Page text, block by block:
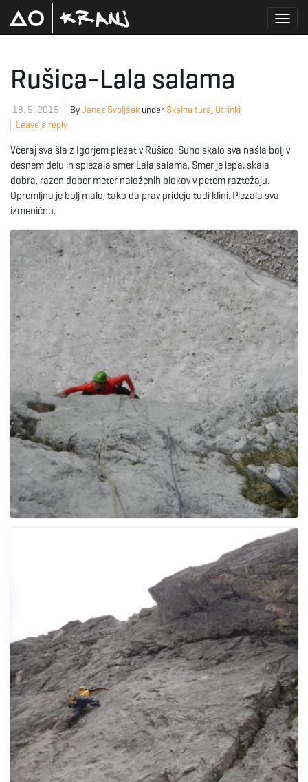
g
l
n
a
v
i
g
a
t
Rušica-Lala salama
18. 5. 2015 ByJanez Svoljšak under Skalna tura, Utrinki
Leave a reply
Včeraj sva šla z Igorjem plezat v Rušico. Suho skalo sva našla bolj v
desnem delu in splezala smer Lala salama. Smer je lepa, skala
dobra, razen dober meter naloženih blokov v petem raztežaju.
Opremljna je bolj malo, tako da prav pridejo tudi klini. Plezala sva
izmenično.